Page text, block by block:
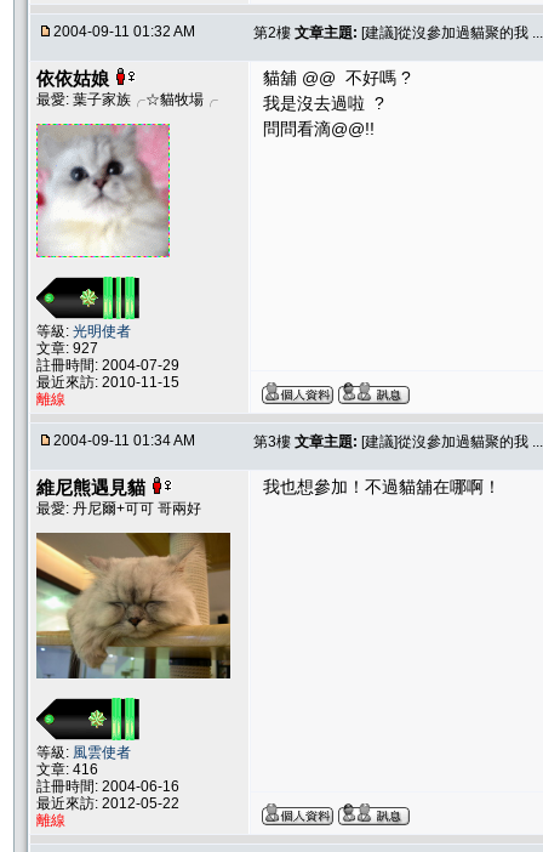
2004-09-11 01:32 AM 第2樓 文章主題: [建議]從沒參加過貓聚的我
依依姑娘
最愛: 葉子家族╭☆貓牧場╭
等級: 光明使者
文章: 927
註冊時間: 2004-07-29
最近來訪: 2010-11-15
離線
貓舖 @@ 不好嗎 ?
我是沒去過啦 ?
問問看滴@@!!
2004-09-11 01:34 AM 第3樓 文章主題: [建議]從沒參加過貓聚的我
維尼熊遇見貓
最愛: 丹尼爾+可可 哥兩好
等級: 風雲使者
文章: 416
註冊時間: 2004-06-16
最近來訪: 2012-05-22
離線
我也想參加！不過貓舖在哪啊！